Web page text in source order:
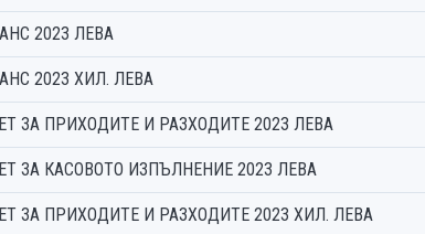
2023 ЛЕВА
2023 ХИЛ. ЛЕВА
ЗА ПРИХОДИТЕ И РАЗХОДИТЕ 2023 ЛЕВА
ЗА КАСОВОТО ИЗПЪЛНЕНИЕ 2023 ЛЕВА
ЗА ПРИХОДИТЕ И РАЗХОДИТЕ 2023 ХИЛ. ЛЕВА